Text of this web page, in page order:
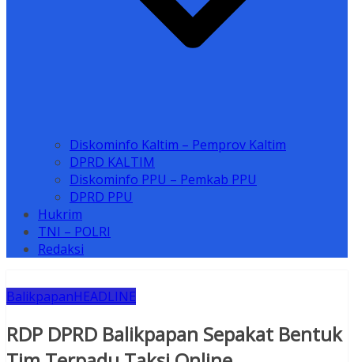
Diskominfo Kaltim – Pemprov Kaltim
DPRD KALTIM
Diskominfo PPU – Pemkab PPU
DPRD PPU
Hukrim
TNI – POLRI
Redaksi
BalikpapanHEADLINE
RDP DPRD Balikpapan Sepakat Bentuk